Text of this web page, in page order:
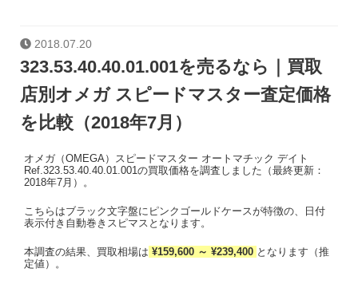
2018.07.20
323.53.40.40.01.001を売るなら｜買取
店別オメガ スピードマスター査定価格
を比較（2018年7月）
オメガ（OMEGA）スピードマスター オートマチック デイト
Ref.323.53.40.40.01.001の買取価格を調査しました（最終更新：
2018年7月）。
こちらはブラック文字盤にピンクゴールドケースが特徴の、日付
表示付き自動巻きスピマスとなります。
本調査の結果、買取相場は ¥159,600 ～ ¥239,400 となります（推
定値）。